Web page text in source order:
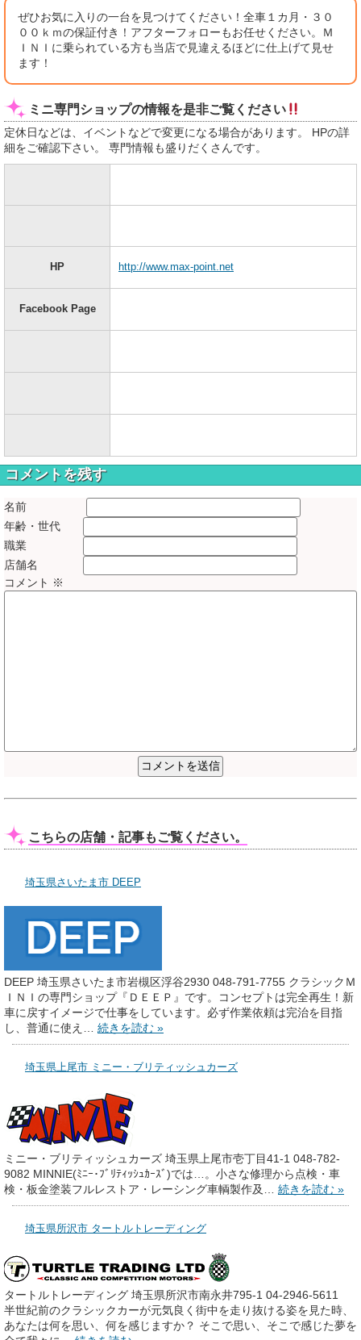
ぜひお気に入りの一台を見つけてください！全車１カ月・３０
００ｋｍの保証付き！アフターフォローもお任せください。Ｍ
ＩＮＩに乗られている方も当店で見違えるほどに仕上げて見せ
ます！
ミニ専門ショップの情報を是非ご覧ください
定休日などは、イベントなどで変更になる場合があります。 HPの詳
細をご確認下さい。 専門情報も盛りだくさんです。
HP http://www.max-point.net
Facebook Page
コメントを残す
名前
年齢・世代
職業
店舗名
コメント ※
こちらの店舗・記事もご覧ください。
埼玉県さいたま市 DEEP
DEEP 埼玉県さいたま市岩槻区浮谷2930 048-791-7755 クラシックＭ
ＩＮＩの専門ショップ『ＤＥＥＰ』です。コンセプトは完全再生！新
車に戻すイメージで仕事をしています。必ず作業依頼は完治を目指
し、普通に使え… 続きを読む »
埼玉県上尾市 ミニー・ブリティッシュカーズ
ミニー・ブリティッシュカーズ 埼玉県上尾市壱丁目41-1 048-782-
9082 MINNIE(ﾐﾆｰ･ﾌﾞﾘﾃｨｯｼｭｶｰｽﾞ)では…。小さな修理から点検・車
検・板金塗装フルレストア・レーシング車輌製作及… 続きを読む »
埼玉県所沢市 タートルトレーディング
タートルトレーディング 埼玉県所沢市南永井795-1 04-2946-5611
半世紀前のクラシックカーが元気良く街中を走り抜ける姿を見た時、
あなたは何を思い、何を感じますか？ そこで思い、そこで感じた夢を